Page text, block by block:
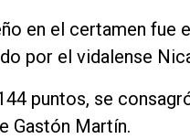
en el certamen fue
por el vidalense
puntos, se
Gastón Martín.